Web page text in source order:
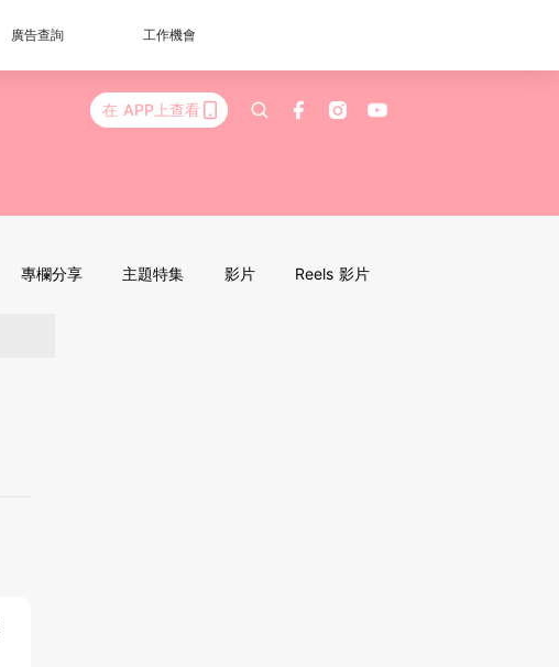
廣告查詢 工作機會
在 APP上查看
專欄分享 主題特集 影片 Reels 影片